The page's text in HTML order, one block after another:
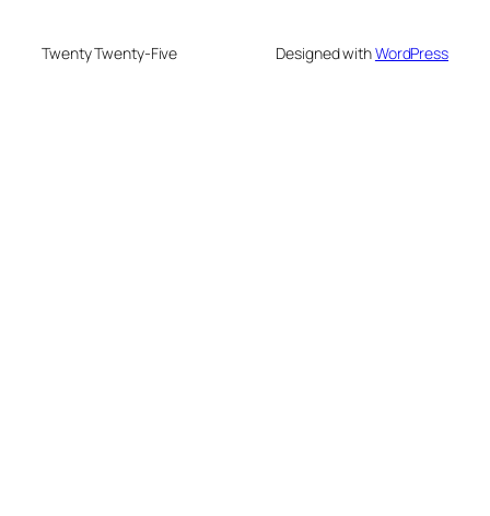
Twenty Twenty-Five Designed withWordPress